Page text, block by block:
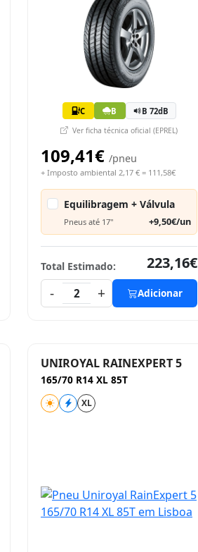
C B B 72dB
Ver ficha técnica oficial (EPREL)
109,41€ /pneu
+ Imposto ambiental 2,17 € = 111,58€
Equilibragem + Válvula
Pneus até 17" +9,50€/un
Total Estimado:
223,16€
-
2 + Adicionar
UNIROYAL RAINEXPERT 5
165/70 R14 XL 85T
XL